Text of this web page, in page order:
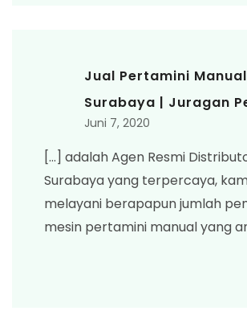
Jual Pertamini Manual
Surabaya | Juragan
Juni 7, 2020
[…] adalah Agen Resmi
Surabaya yang terpercaya,
melayani berapapun jumlah
mesin pertamini manual yang